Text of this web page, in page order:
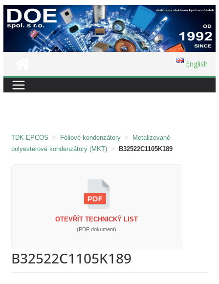
Přeskočit
na
English
TDK-EPCOS > Fóliové kondenzátory >
Metalizované
polyesterové kondenzátory (MKT) > B32522C1105K189
OTEVŘÍT TECHNICKÝ LIST
(PDF dokument)
B32522C1105K189